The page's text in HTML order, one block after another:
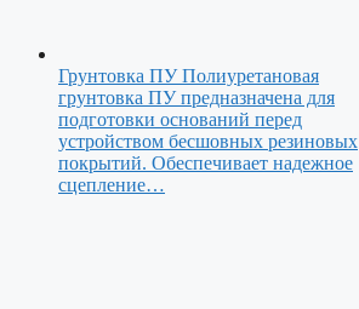
Грунтовка ПУ Полиуретановая
грунтовка ПУ предназначена для
подготовки оснований перед
устройством бесшовных резиновых
покрытий. Обеспечивает надежное
сцепление…